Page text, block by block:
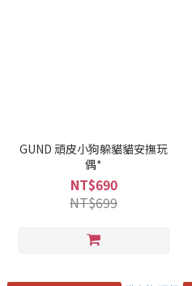
GUND 頑皮小狗躲貓貓安撫玩
偶*
NT$690
NT$699